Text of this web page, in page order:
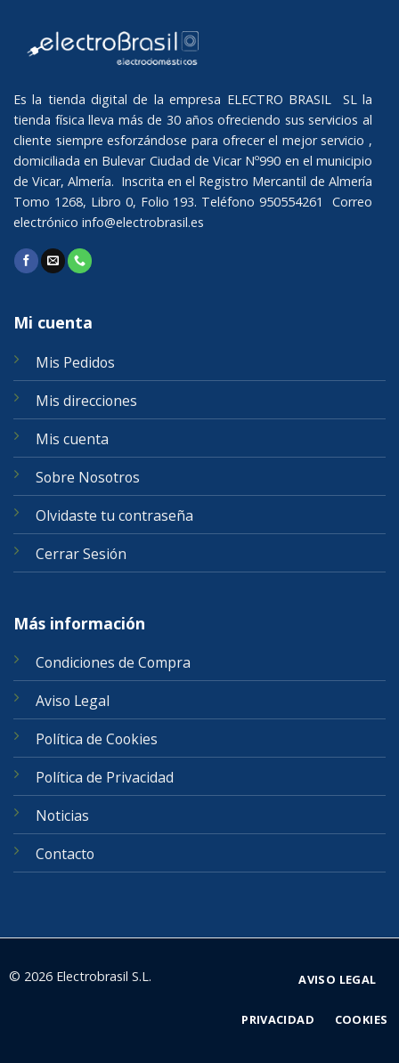
Es la tienda digital de la empresa ELECTRO BRASIL SL la
tienda física lleva más de 30 años ofreciendo sus servicios al
cliente siempre esforzándose para ofrecer el mejor servicio ,
domiciliada en Bulevar Ciudad de Vicar Nº990 en el municipio
de Vicar, Almería. Inscrita en el Registro Mercantil de Almería
Tomo 1268, Libro 0, Folio 193. Teléfono 950554261 Correo
electrónico info@electrobrasil.es
Mi cuenta
Mis Pedidos
Mis direcciones
Mis cuenta
Sobre Nosotros
Olvidaste tu contraseña
Cerrar Sesión
Más información
Condiciones de Compra
Aviso Legal
Política de Cookies
Política de Privacidad
Noticias
Contacto
© 2026 Electrobrasil S.L. AVISO LEGAL
PRIVACIDAD COOKIES